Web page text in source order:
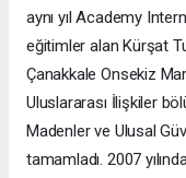
aynı yıl Academy
eğitimler alan Kürşat
Çanakkale Onsekiz
Uluslararası İlişkiler
Madenler ve Ulusal
tamamladı. 2007